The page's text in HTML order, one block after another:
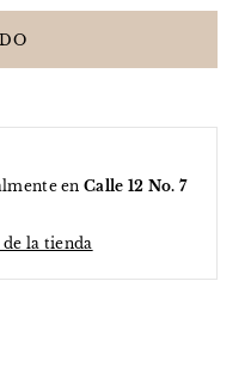
enCalle 12 No. 7
la tienda